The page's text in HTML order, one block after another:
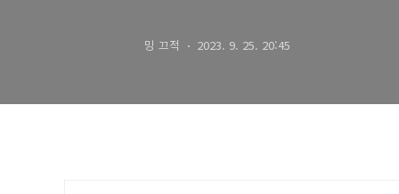
밍 끄적 2023. 9. 25. 20:45